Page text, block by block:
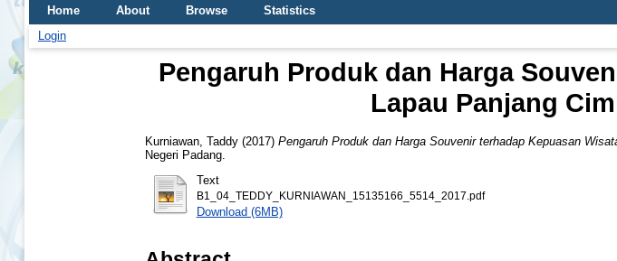
Home About Browse
Statistics
Login
Pengaruh Produk dan Harga
Lapau Panjang
Kurniawan, Taddy (2017) Pengaruh Produk dan Harga Souvenir terhadap Kepuasan
Negeri Padang.
Text
B1_04_TEDDY_KURNIAWAN_15135166_5514_2017.pdf
Download (6MB)